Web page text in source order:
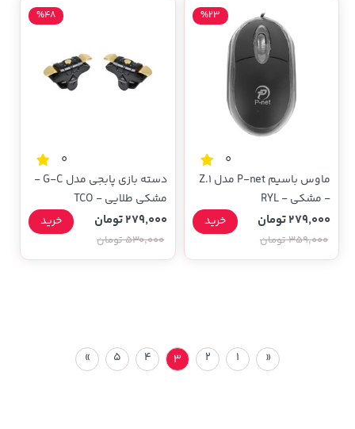
0
ماوس باسیم P-net مدل Z.1
- مشکی - RYL
%23
279,000 تومان
359,000 تومان
خرید
0
دسته بازی پابجی مدل G-C -
مشکی طلایی - TCO
%48
279,000 تومان
530,000 تومان
خرید
«
1
2
3
4
5
»